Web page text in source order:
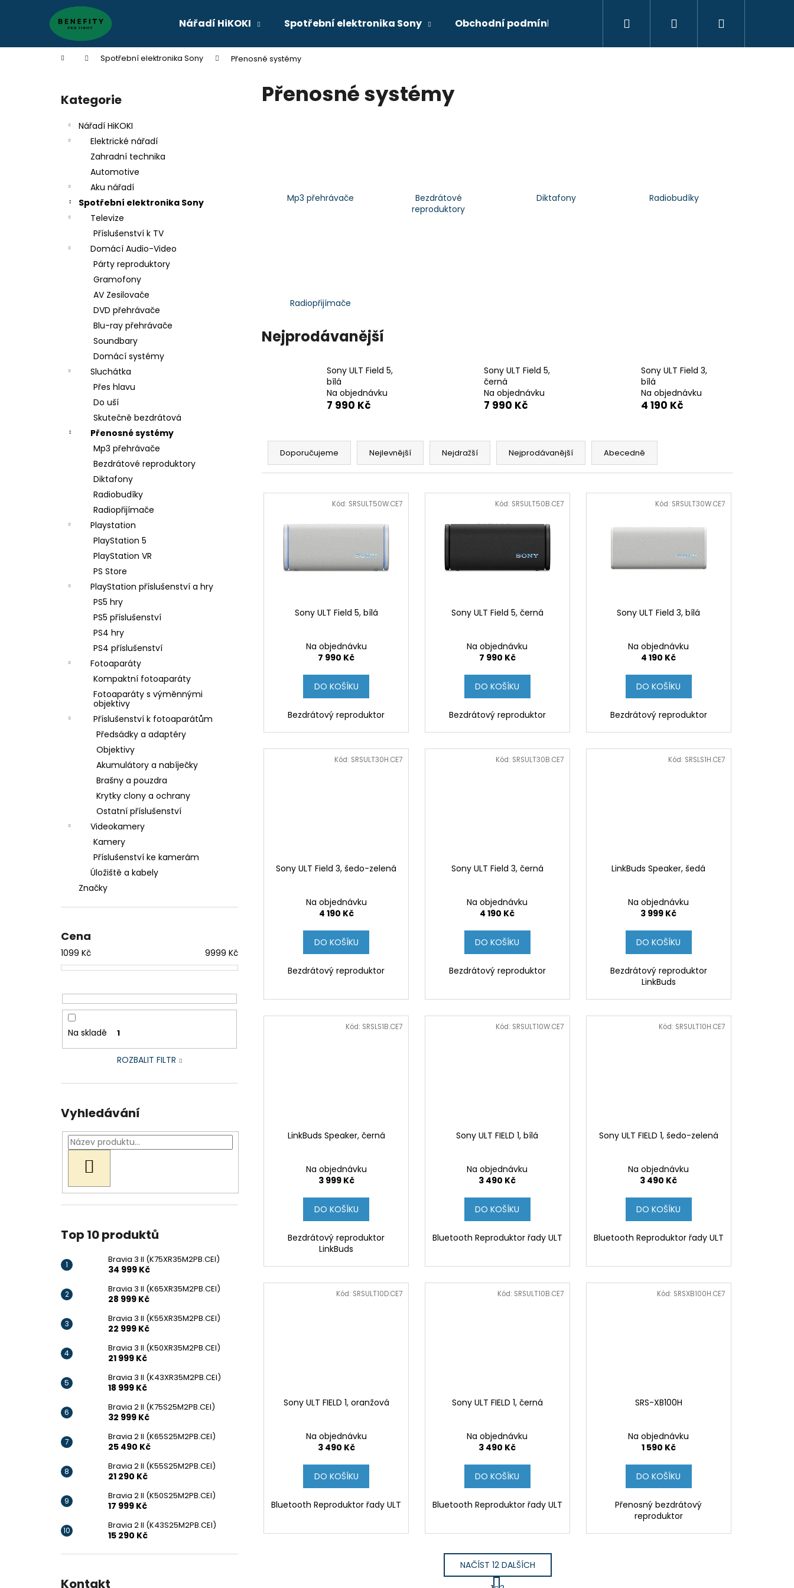
Nářadí HiKOKI Spotřební elektronika Sony Obchodní podmínky Moje objednávka Kontakty
Přihlášení
Domů Spotřební elektronika Sony Přenosné systémy
Přeskočit
kategorie
Kategorie
Nářadí HiKOKI
Elektrické nářadí
Zahradní technika
Automotive
Aku nářadí
Spotřební elektronika Sony
Televize
Příslušenství k TV
Domácí Audio-Video
Párty reproduktory
Gramofony
AV Zesilovače
DVD přehrávače
Blu-ray přehrávače
Soundbary
Domácí systémy
Sluchátka
Přes hlavu
Do uší
Skutečně bezdrátová
Přenosné systémy
Mp3 přehrávače
Bezdrátové reproduktory
Diktafony
Radiobudíky
Radiopřijímače
Playstation
PlayStation 5
PlayStation VR
PS Store
PlayStation příslušenství a hry
PS5 hry
PS5 příslušenství
PS4 hry
PS4 příslušenství
Fotoaparáty
Kompaktní fotoaparáty
Fotoaparáty s výměnnými
objektivy
Příslušenství k fotoaparátům
Předsádky a adaptéry
Objektivy
Akumulátory a nabíječky
Brašny a pouzdra
Krytky clony a ochrany
Ostatní příslušenství
Videokamery
Kamery
Příslušenství ke kamerám
Úložiště a kabely
Značky
Cena
1099 Kč 9999 Kč
Na skladě 1
ROZBALIT FILTR
Vyhledávání
Top 10 produktů
Bravia 3 II (K75XR35M2PB.CEI)
34 999 Kč
Bravia 3 II (K65XR35M2PB.CEI)
28 999 Kč
Bravia 3 II (K55XR35M2PB.CEI)
22 999 Kč
Bravia 3 II (K50XR35M2PB.CEI)
21 999 Kč
Bravia 3 II (K43XR35M2PB.CEI)
18 999 Kč
Bravia 2 II (K75S25M2PB.CEI)
32 999 Kč
Bravia 2 II (K65S25M2PB.CEI)
25 490 Kč
Bravia 2 II (K55S25M2PB.CEI)
21 290 Kč
Bravia 2 II (K50S25M2PB.CEI)
17 999 Kč
Bravia 2 II (K43S25M2PB.CEI)
15 290 Kč
Kontakt
Přenosné systémy
Mp3 přehrávače
Bezdrátové
reproduktory
Diktafony Radiobudíky
Radiopřijímače
Nejprodávanější
Sony ULT Field 5,
bílá
Na objednávku
7 990 Kč
Sony ULT Field 5,
černá
Na objednávku
7 990 Kč
Sony ULT Field 3,
bílá
Na objednávku
4 190 Kč
Ř
z
Doporučujeme Nejlevnější Nejdražší Nejprodávanější Abecedně
V
Sony ULT Field 5, bílá
Na objednávku
7 990 Kč
DO KOŠÍKU
Bezdrátový reproduktor
Kód: SRSULT50W.CE7
Sony ULT Field 5, černá
Na objednávku
7 990 Kč
DO KOŠÍKU
Bezdrátový reproduktor
Kód: SRSULT50B.CE7
Sony ULT Field 3, bílá
Na objednávku
4 190 Kč
DO KOŠÍKU
Bezdrátový reproduktor
Kód: SRSULT30W.CE7
Sony ULT Field 3, šedo-zelená
Na objednávku
4 190 Kč
DO KOŠÍKU
Bezdrátový reproduktor
Kód: SRSULT30H.CE7
Sony ULT Field 3, černá
Na objednávku
4 190 Kč
DO KOŠÍKU
Bezdrátový reproduktor
Kód: SRSULT30B.CE7
LinkBuds Speaker, šedá
Na objednávku
3 999 Kč
DO KOŠÍKU
Bezdrátový reproduktor
LinkBuds
Kód: SRSLS1H.CE7
LinkBuds Speaker, černá
Na objednávku
3 999 Kč
DO KOŠÍKU
Bezdrátový reproduktor
LinkBuds
Kód: SRSLS1B.CE7
Sony ULT FIELD 1, bílá
Na objednávku
3 490 Kč
DO KOŠÍKU
Bluetooth Reproduktor řady ULT
Kód: SRSULT10W.CE7
Sony ULT FIELD 1, šedo-zelená
Na objednávku
3 490 Kč
DO KOŠÍKU
Bluetooth Reproduktor řady ULT
Kód: SRSULT10H.CE7
Sony ULT FIELD 1, oranžová
Na objednávku
3 490 Kč
DO KOŠÍKU
Bluetooth Reproduktor řady ULT
Kód: SRSULT10D.CE7
Sony ULT FIELD 1, černá
Na objednávku
3 490 Kč
DO KOŠÍKU
Bluetooth Reproduktor řady ULT
Kód: SRSULT10B.CE7
SRS-XB100H
Na objednávku
1 590 Kč
DO KOŠÍKU
Přenosný bezdrátový
reproduktor
Kód: SRSXB100H.CE7
NAČÍST 12 DALŠÍCH
S
í
Zpět
do
Zpět
do
Co potřebujete najít?
HLEDAT
BRAVIA 3 II (K75XR35M2PB.CEI)
34 999 Kč